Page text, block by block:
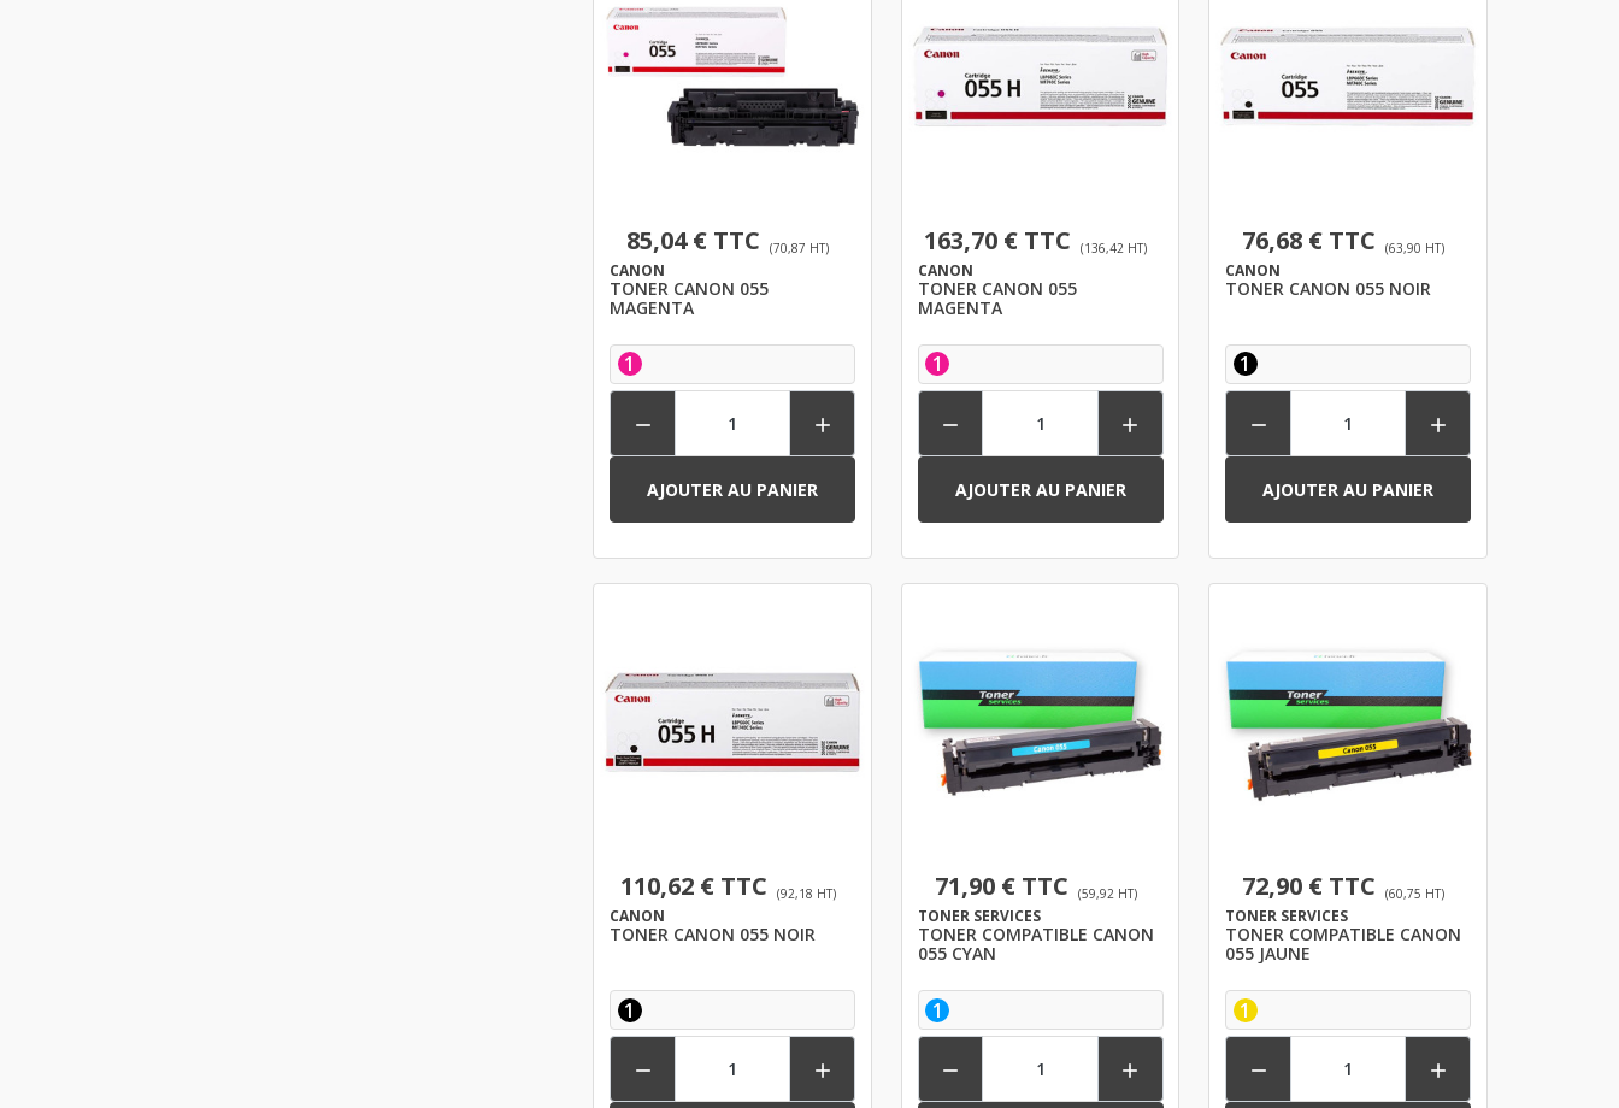
85,04 € TTC (70,87 HT)
CANON
TONER CANON 055
MAGENTA
1
 
AJOUTER AU PANIER
163,70 € TTC (136,42 HT)
CANON
TONER CANON 055
MAGENTA
1
 
AJOUTER AU PANIER
76,68 € TTC (63,90 HT)
CANON
TONER CANON 055 NOIR
1
 
AJOUTER AU PANIER
110,62 € TTC (92,18 HT)
CANON
TONER CANON 055 NOIR
1
 
71,90 € TTC (59,92 HT)
TONER SERVICES
TONER COMPATIBLE CANON
055 CYAN
1
 
72,90 € TTC (60,75 HT)
TONER SERVICES
TONER COMPATIBLE CANON
055 JAUNE
1
 